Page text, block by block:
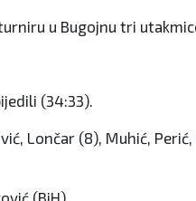
u Bugojnu tri
(34:33).
Lončar (8), Muhić,